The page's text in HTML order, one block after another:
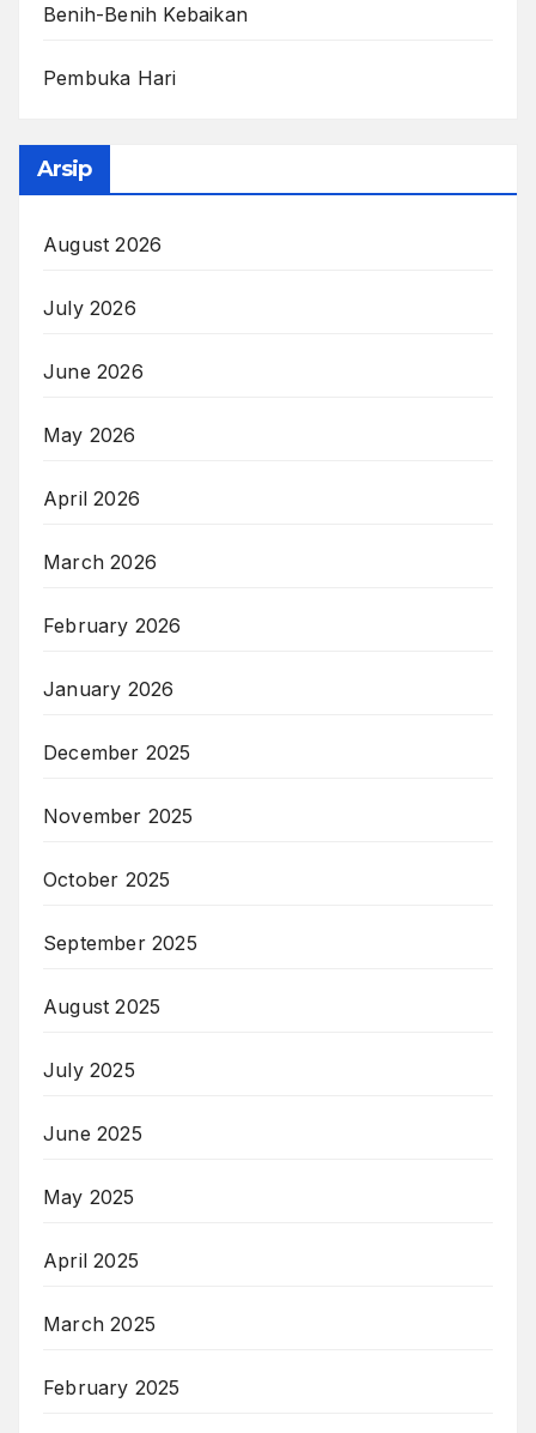
Benih-Benih Kebaikan
Pembuka Hari
Arsip
August 2026
July 2026
June 2026
May 2026
April 2026
March 2026
February 2026
January 2026
December 2025
November 2025
October 2025
September 2025
August 2025
July 2025
June 2025
May 2025
April 2025
March 2025
February 2025